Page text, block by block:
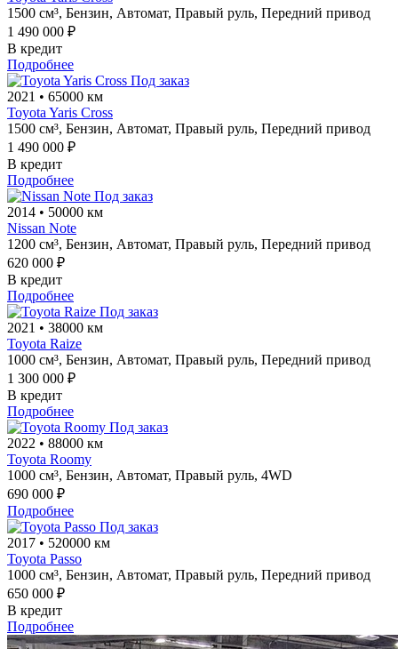
1500 см³, Бензин, Автомат, Правый руль, Передний привод
1 490 000 ₽
В кредит
Подробнее
Под заказ
2021 • 65000 км
Toyota Yaris Cross
1500 см³, Бензин, Автомат, Правый руль, Передний привод
1 490 000 ₽
В кредит
Подробнее
Под заказ
2014 • 50000 км
Nissan Note
1200 см³, Бензин, Автомат, Правый руль, Передний привод
620 000 ₽
В кредит
Подробнее
Под заказ
2021 • 38000 км
Toyota Raize
1000 см³, Бензин, Автомат, Правый руль, Передний привод
1 300 000 ₽
В кредит
Подробнее
Под заказ
2022 • 88000 км
Toyota Roomy
1000 см³, Бензин, Автомат, Правый руль, 4WD
690 000 ₽
Подробнее
Под заказ
2017 • 520000 км
Toyota Passo
1000 см³, Бензин, Автомат, Правый руль, Передний привод
650 000 ₽
В кредит
Подробнее